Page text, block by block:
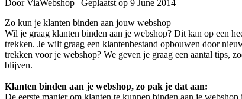
DoorViaWebshop | Geplaatst op 9 June 2014
Zo kun je klanten binden aan jouw webshop
Wil je graag klanten binden aan je webshop? Dit kan op een
trekken. Je wilt graag een klantenbestand opbouwen door
trekken voor je webshop? We geven je graag een aantal tips,
blijven.
Klanten binden aan je webshop, zo pak je dat aan:
De eerste manier om klanten te kunnen binden aan je